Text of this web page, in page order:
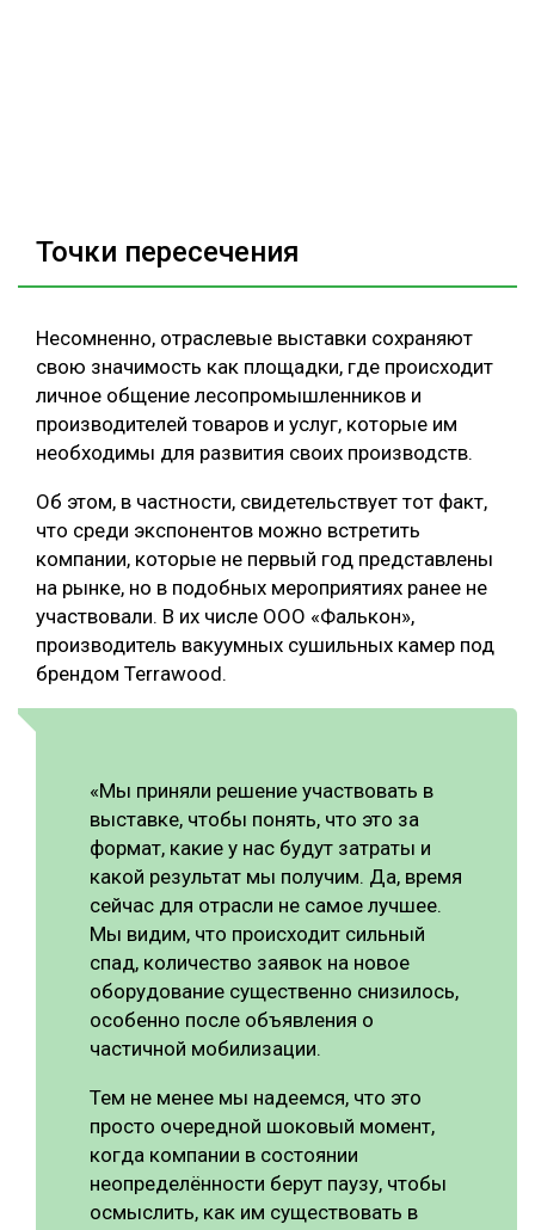
Точки пересечения
Несомненно, отраслевые выставки сохраняют
свою значимость как площадки, где происходит
личное общение лесопромышленников и
производителей товаров и услуг, которые им
необходимы для развития своих производств.
Об этом, в частности, свидетельствует тот факт,
что среди экспонентов можно встретить
компании, которые не первый год представлены
на рынке, но в подобных мероприятиях ранее не
участвовали. В их числе ООО «Фалькон»,
производитель вакуумных сушильных камер под
брендом Terrawood.
«Мы приняли решение участвовать в
выставке, чтобы понять, что это за
формат, какие у нас будут затраты и
какой результат мы получим. Да, время
сейчас для отрасли не самое лучшее.
Мы видим, что происходит сильный
спад, количество заявок на новое
оборудование существенно снизилось,
особенно после объявления о
частичной мобилизации.
Тем не менее мы надеемся, что это
просто очередной шоковый момент,
когда компании в состоянии
неопределённости берут паузу, чтобы
осмыслить, как им существовать в